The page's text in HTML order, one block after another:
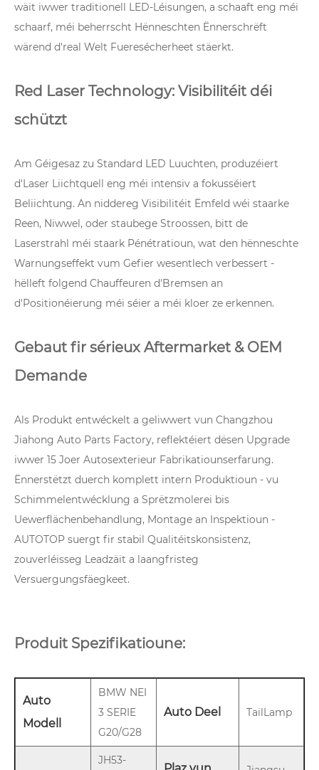
wäit iwwer traditionell LED-Léisungen, a schaaft eng méi
schaarf, méi beherrscht Hënneschten Ënnerschrëft
wärend d'real Welt Fueresécherheet stäerkt.
Red Laser Technology: Visibilitéit déi
schützt
Am Géigesaz zu Standard LED Luuchten, produzéiert
d'Laser Liichtquell eng méi intensiv a fokusséiert
Beliichtung. An niddereg Visibilitéit Ëmfeld wéi staarke
Reen, Niwwel, oder staubege Stroossen, bitt de
Laserstrahl méi staark Pénétratioun, wat den hënneschte
Warnungseffekt vum Gefier wesentlech verbessert -
hëlleft folgend Chauffeuren d'Bremsen an
d'Positionéierung méi séier a méi kloer ze erkennen.
Gebaut fir sérieux Aftermarket & OEM
Demande
Als Produkt entwéckelt a geliwwert vun Changzhou
Jiahong Auto Parts Factory, reflektéiert dësen Upgrade
iwwer 15 Joer Autosexterieur Fabrikatiounserfarung.
Ënnerstëtzt duerch komplett intern Produktioun - vu
Schimmelentwécklung a Sprëtzmolerei bis
Uewerflächenbehandlung, Montage an Inspektioun -
AUTOTOP suergt fir stabil Qualitéitskonsistenz,
zouverléisseg Leadzäit a laangfristeg
Versuergungsfäegkeet.
Produit Spezifikatioune:
Auto
Modell
BMW NEI
3 SERIE
G20/G28
Auto Deel TailLamp
JH53-